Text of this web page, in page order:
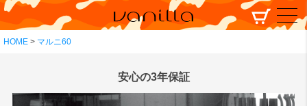
HOME マルニ60
安心の3年保証